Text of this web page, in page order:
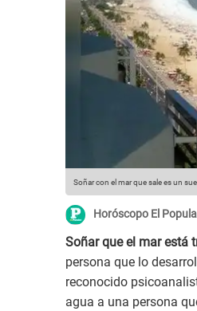
Soñar con el mar que sale es un
Horóscopo El
Soñar que el mar está
persona que lo
reconocido
agua a una persona